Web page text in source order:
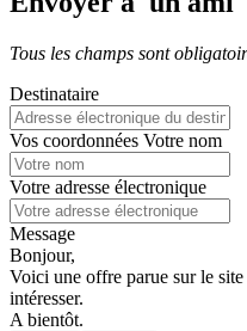
Tous les champs sont
Destinataire
Vos coordonnées Votre nom
Votre adresse électronique
Message
Bonjour,
Voici une offre parue sur le
intéresser.
A bientôt.